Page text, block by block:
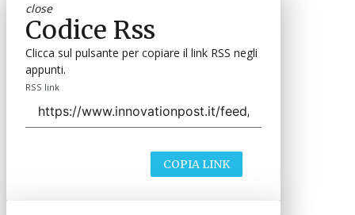
close
Codice Rss
Clicca sul pulsante per copiare il link RSS negli
appunti.
RSS link
COPIA LINK